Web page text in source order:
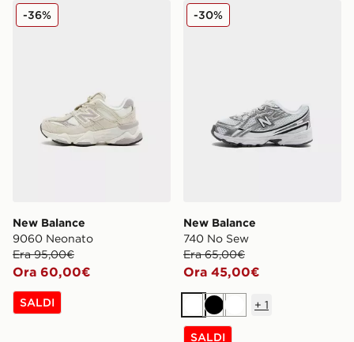
New Balance 9060 Neonato
New Balance
9060 Neonato
Era 95,00€
Ora 60,00€
-36%
SALDI
New Balance 740 No Sew
New Balance
740 No Sew
Era 65,00€
Ora 45,00€
-30%
Bianco
NeroBianco
+ 1
SALDI